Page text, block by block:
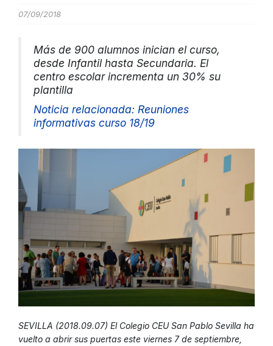
07/09/2018
Más de 900 alumnos inician el curso,
desde Infantil hasta Secundaria. El
centro escolar incrementa un 30% su
plantilla
Noticia relacionada: Reuniones
informativas curso 18/19
SEVILLA (2018.09.07) El Colegio CEU San Pablo Sevilla ha
vuelto a abrir sus puertas este viernes 7 de septiembre,